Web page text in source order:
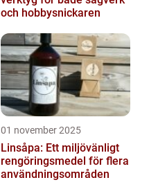
och hobbysnickaren
01 november 2025
Linsåpa: Ett miljövänligt
rengöringsmedel för flera
användningsområden